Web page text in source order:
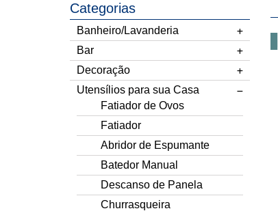
Categorias
Banheiro/Lavanderia
Bar
Decoração
Utensílios para sua Casa
Fatiador de Ovos
Fatiador
Abridor de Espumante
Batedor Manual
Descanso de Panela
Churrasqueira